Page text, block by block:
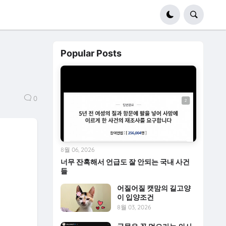
0
Popular Posts
너무 잔혹해서 언급도 잘 안되는 국내 사건
들
8월 06, 2026
어질어질 캣맘의 길고양
이 입양조건
8월 03, 2026